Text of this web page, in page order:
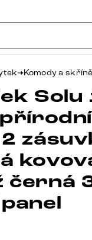
Komody a skříně
Solu
černá